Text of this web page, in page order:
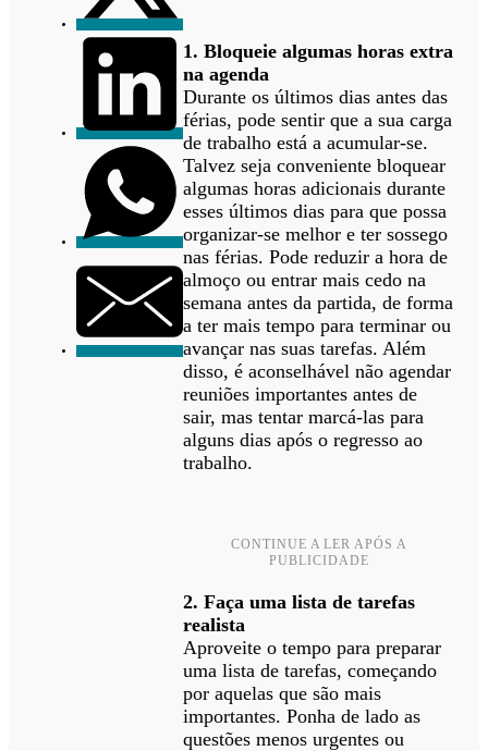
1. Bloqueie algumas horas extra
na agenda
Durante os últimos dias antes das
férias, pode sentir que a sua carga
de trabalho está a acumular-se.
Talvez seja conveniente bloquear
algumas horas adicionais durante
esses últimos dias para que possa
organizar-se melhor e ter sossego
nas férias. Pode reduzir a hora de
almoço ou entrar mais cedo na
semana antes da partida, de forma
a ter mais tempo para terminar ou
avançar nas suas tarefas. Além
disso, é aconselhável não agendar
reuniões importantes antes de
sair, mas tentar marcá-las para
alguns dias após o regresso ao
trabalho.
CONTINUE A LER APÓS A
PUBLICIDADE
2. Faça uma lista de tarefas
realista
Aproveite o tempo para preparar
uma lista de tarefas, começando
por aquelas que são mais
importantes. Ponha de lado as
questões menos urgentes ou